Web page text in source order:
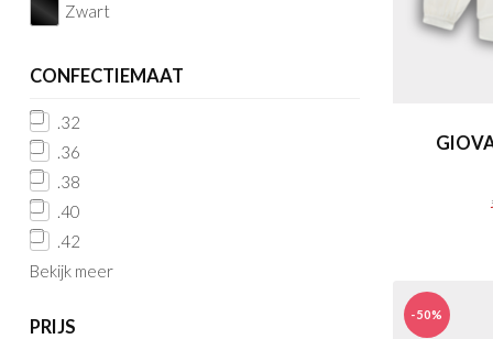
Zwart
CONFECTIEMAAT
.32
.36
.38
.40
.42
Bekijk meer
PRIJS
-50%